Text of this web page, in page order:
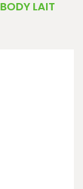
LAIT